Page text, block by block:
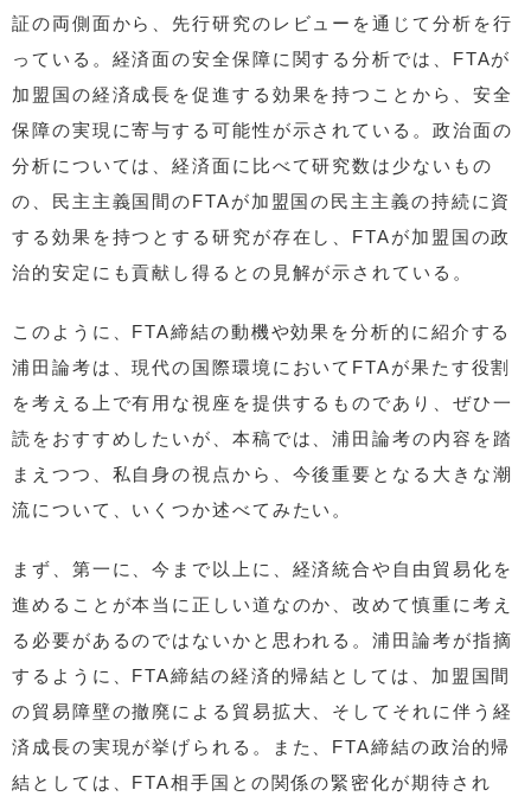
証の両側面から、先行研究のレビューを通じて分析を行
っている。経済面の安全保障に関する分析では、FTAが
加盟国の経済成長を促進する効果を持つことから、安全
保障の実現に寄与する可能性が示されている。政治面の
分析については、経済面に比べて研究数は少ないもの
の、民主主義国間のFTAが加盟国の民主主義の持続に資
する効果を持つとする研究が存在し、FTAが加盟国の政
治的安定にも貢献し得るとの見解が示されている。
このように、FTA締結の動機や効果を分析的に紹介する
浦田論考は、現代の国際環境においてFTAが果たす役割
を考える上で有用な視座を提供するものであり、ぜひ一
読をおすすめしたいが、本稿では、浦田論考の内容を踏
まえつつ、私自身の視点から、今後重要となる大きな潮
流について、いくつか述べてみたい。
まず、第一に、今まで以上に、経済統合や自由貿易化を
進めることが本当に正しい道なのか、改めて慎重に考え
る必要があるのではないかと思われる。浦田論考が指摘
するように、FTA締結の経済的帰結としては、加盟国間
の貿易障壁の撤廃による貿易拡大、そしてそれに伴う経
済成長の実現が挙げられる。また、FTA締結の政治的帰
結としては、FTA相手国との関係の緊密化が期待され